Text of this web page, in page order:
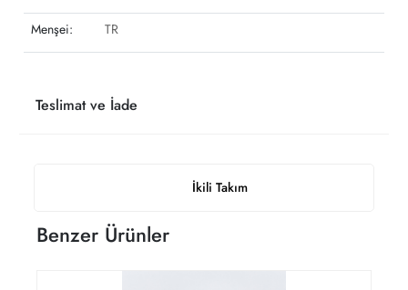
İkili Takım
Menşei: TR
Teslimat ve İade
Benzer Ürünler